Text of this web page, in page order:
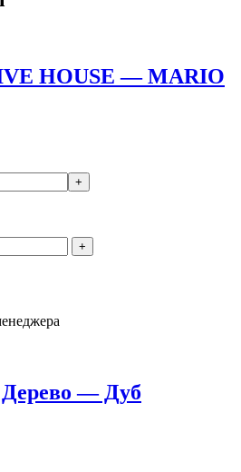
HOUSE — MARIO
+
+
— Дуб